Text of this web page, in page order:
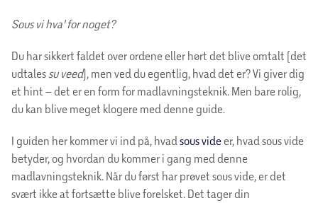
Sous vi hva' for noget?
Du har sikkert faldet over ordene eller hørt det blive omtalt (det
udtales su veed), men ved du egentlig, hvad det er? Vi giver dig
et hint – det er en form for madlavningsteknik. Men bare rolig,
du kan blive meget klogere med denne guide.
I guiden her kommer vi ind på, hvad sous vide er, hvad sous vide
betyder, og hvordan du kommer i gang med denne
madlavningsteknik. Når du først har prøvet sous vide, er det
svært ikke at fortsætte blive forelsket. Det tager din